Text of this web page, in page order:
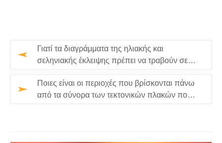
Γιατί τα διαγράμματα της ηλιακής και
σεληνιακής έκλειψης πρέπει να τραβούν σε
κλίμακα;
Ποιες είναι οι περιοχές που βρίσκονται πάνω
από τα σύνορα των τεκτονικών πλακών που
χαρακτηρίζονται από;